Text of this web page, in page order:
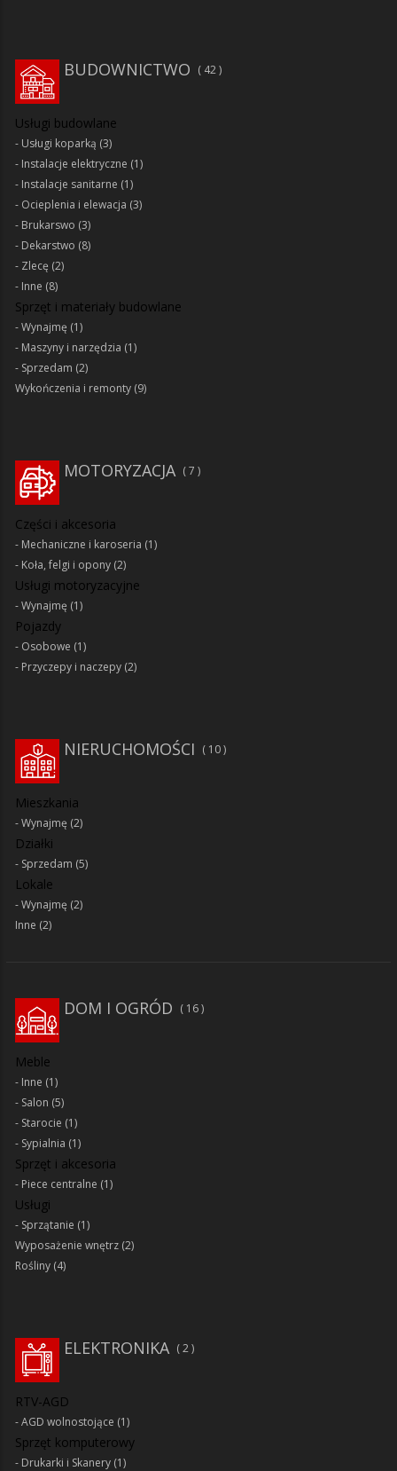
BUDOWNICTWO 42
Usługi budowlane
Usługi koparką (3)
Instalacje elektryczne (1)
Instalacje sanitarne (1)
Ocieplenia i elewacja (3)
Brukarswo (3)
Dekarstwo (8)
Zlecę (2)
Inne (8)
Sprzęt i materiały budowlane
Wynajmę (1)
Maszyny i narzędzia (1)
Sprzedam (2)
Wykończenia i remonty (9)
MOTORYZACJA 7
Części i akcesoria
Mechaniczne i karoseria (1)
Koła, felgi i opony (2)
Usługi motoryzacyjne
Wynajmę (1)
Pojazdy
Osobowe (1)
Przyczepy i naczepy (2)
NIERUCHOMOŚCI 10
Mieszkania
Wynajmę (2)
Działki
Sprzedam (5)
Lokale
Wynajmę (2)
Inne (2)
DOM I OGRÓD 16
Meble
Inne (1)
Salon (5)
Starocie (1)
Sypialnia (1)
Sprzęt i akcesoria
Piece centralne (1)
Usługi
Sprzątanie (1)
Wyposażenie wnętrz (2)
Rośliny (4)
2
ELEKTRONIKA
RTV-AGD
AGD wolnostojące (1)
Sprzęt komputerowy
Drukarki i Skanery (1)